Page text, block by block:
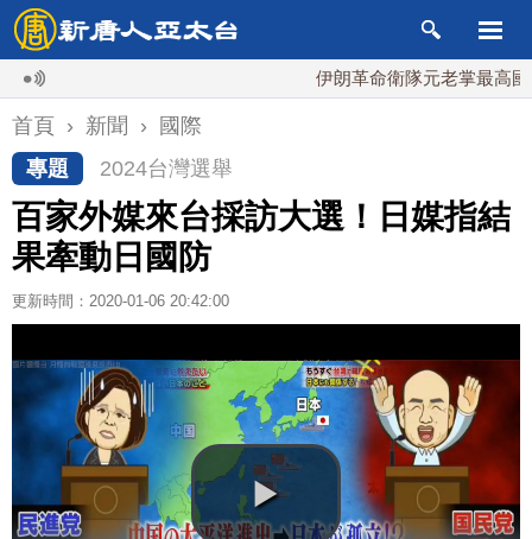
伊朗革命衛隊元老掌最高國安會
首頁 › 新聞 ›
國際
專題
2024台灣選舉
百家外媒來台採訪大選！日媒指結
果牽動日國防
更新時間：2020-01-06 20:42:00